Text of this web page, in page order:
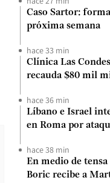
Caso Sartor:
próxima semana
hace 33 min
Clínica Las
recauda $80 mil
hace 36 min
Líbano e Israel
en Roma por
hace 38 min
En medio de
Boric recibe a